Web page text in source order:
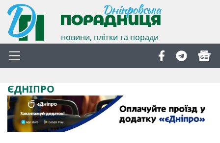
новини, плітки та поради
ЄДНІПРО